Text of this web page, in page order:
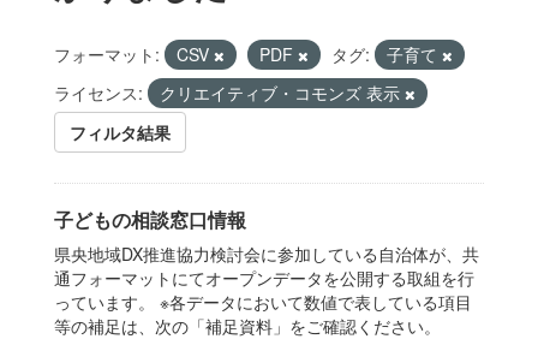
フォーマット: CSV PDF タグ:
子育て
ライセンス:
クリエイティブ・コモンズ 表示
フィルタ結果
子どもの相談窓口情報
県央地域DX推進協力検討会に参加している自治体が、共
通フォーマットにてオープンデータを公開する取組を行
っています。 ※各データにおいて数値で表している項目
等の補足は、次の「補足資料」をご確認ください。